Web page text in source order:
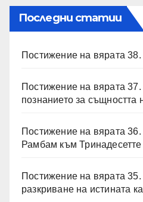
Последни статии
Постижение на вярата 38.
Постижение на вярата
познанието за
Постижение на вярата
Рамбам към
Постижение на вярата 35.
разкриване на истината